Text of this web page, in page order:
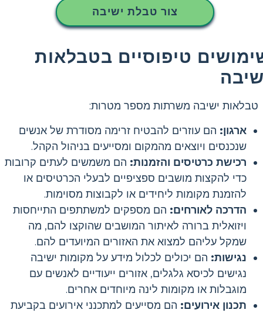
צור טבלת ישיבה
טיפוסיים בטבלאות
טבלאות ישיבה משרתות מספר מטרות:
ארגון: הם עוזרים להבטיח זרימה מסודרת של אנשים
שנכנסים ויוצאים מהמקום ומסייעים בניהול הקהל.
רכישת כרטיסים והזמנות: הם משמשים לעתים קרובות
כדי להקצות מושבים ספציפיים לבעלי הכרטיסים או
להזמנת מקומות ליחידים או לקבוצות מסוימות.
הדרכה לאורחים: הם מספקים למשתתפים התייחסות
ויזואלית ברורה לאיתור המושבים שהוקצו להם, מה
שמקל עליהם למצוא את האזורים המיועדים להם.
נגישות: הם יכולים לכלול מידע על מקומות ישיבה
נגישים לכיסא גלגלים, אזורים ייעודיים לאנשים עם
מוגבלות או מקומות לינה מיוחדים אחרים.
תכנון אירועים: הם מסייעים למתכנני אירועים בקביעת